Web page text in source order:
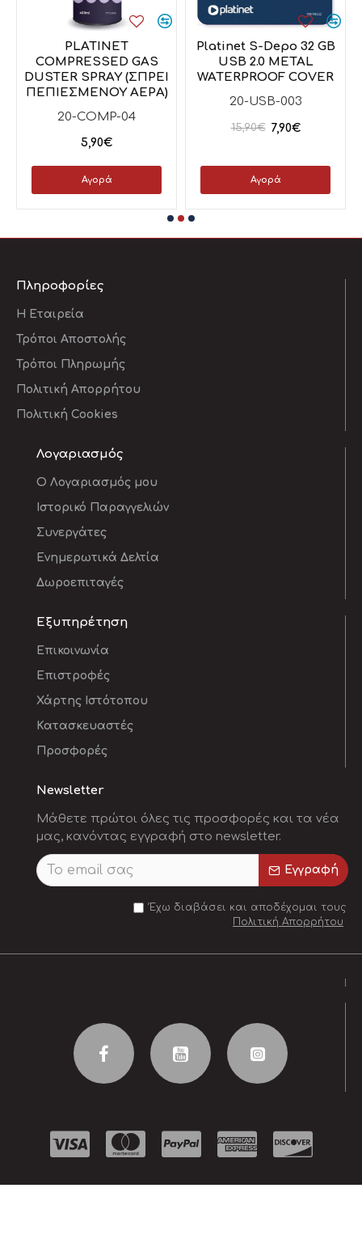
20-COMP-04
PLATINET
COMPRESSED GAS
DUSTER SPRAY (ΣΠΡΕΙ
ΠΕΠΙΕΣΜΕΝΟΥ ΑΕΡΑ)
5,90€
Αγορά
20-USB-003
Platinet S-Depo 32 GB
USB 2.0 METAL
WATERPROOF COVER
7,90€
15,90€
Αγορά
Πληροφορίες
Η Εταιρεία
Τρόποι Αποστολής
Τρόποι Πληρωμής
Πολιτική Απορρήτου
Πολιτική Cookies
Λογαριασμός
O Λογαριασμός μου
Ιστορικό Παραγγελιών
Συνεργάτες
Ενημερωτικά Δελτία
Δωροεπιταγές
Εξυπηρέτηση
Επικοινωνία
Επιστροφές
Χάρτης Ιστότοπου
Κατασκευαστές
Προσφορές
Newsletter
Μάθετε πρώτοι όλες τις προσφορές και τα νέα
μας, κανόντας εγγραφή στο newsletter.
Εγγραφή
Έχω διαβάσει και αποδέχομαι τους
Πολιτική Απορρήτου